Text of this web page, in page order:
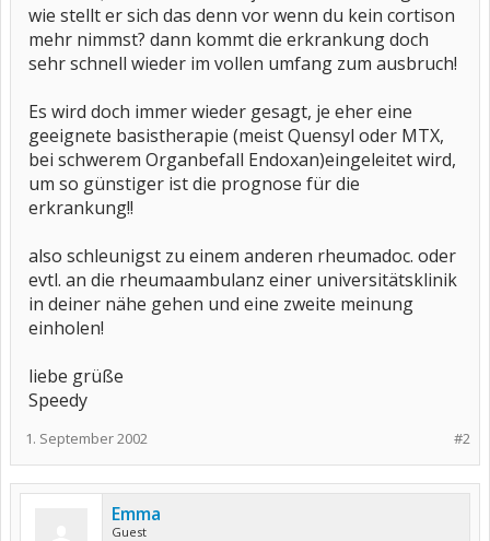
wie stellt er sich das denn vor wenn du kein cortison
mehr nimmst? dann kommt die erkrankung doch
sehr schnell wieder im vollen umfang zum ausbruch!
Es wird doch immer wieder gesagt, je eher eine
geeignete basistherapie (meist Quensyl oder MTX,
bei schwerem Organbefall Endoxan)eingeleitet wird,
um so günstiger ist die prognose für die
erkrankung!!
also schleunigst zu einem anderen rheumadoc. oder
evtl. an die rheumaambulanz einer universitätsklinik
in deiner nähe gehen und eine zweite meinung
einholen!
liebe grüße
Speedy
#2
1. September 2002
Emma
Guest